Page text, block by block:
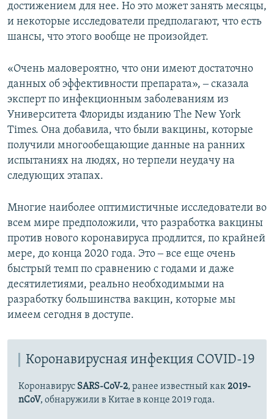
достижением для нее. Но это может занять месяцы,
и некоторые исследователи предполагают, что есть
шансы, что этого вообще не произойдет.
«Очень маловероятно, что они имеют достаточно
данных об эффективности препарата», ‒ сказала
эксперт по инфекционным заболеваниям из
Университета Флориды изданию The New York
Times. Она добавила, что были вакцины, которые
получили многообещающие данные на ранних
испытаниях на людях, но терпели неудачу на
следующих этапах.
Многие наиболее оптимистичные исследователи во
всем мире предположили, что разработка вакцины
против нового коронавируса продлится, по крайней
мере, до конца 2020 года. Это ‒ все еще очень
быстрый темп по сравнению с годами и даже
десятилетиями, реально необходимыми на
разработку большинства вакцин, которые мы
имеем сегодня в доступе.
Коронавирусная инфекция COVID-19
Коронавирус SARS-CoV-2, ранее известный как2019-
nCoV, обнаружили в Китае в конце 2019 года.